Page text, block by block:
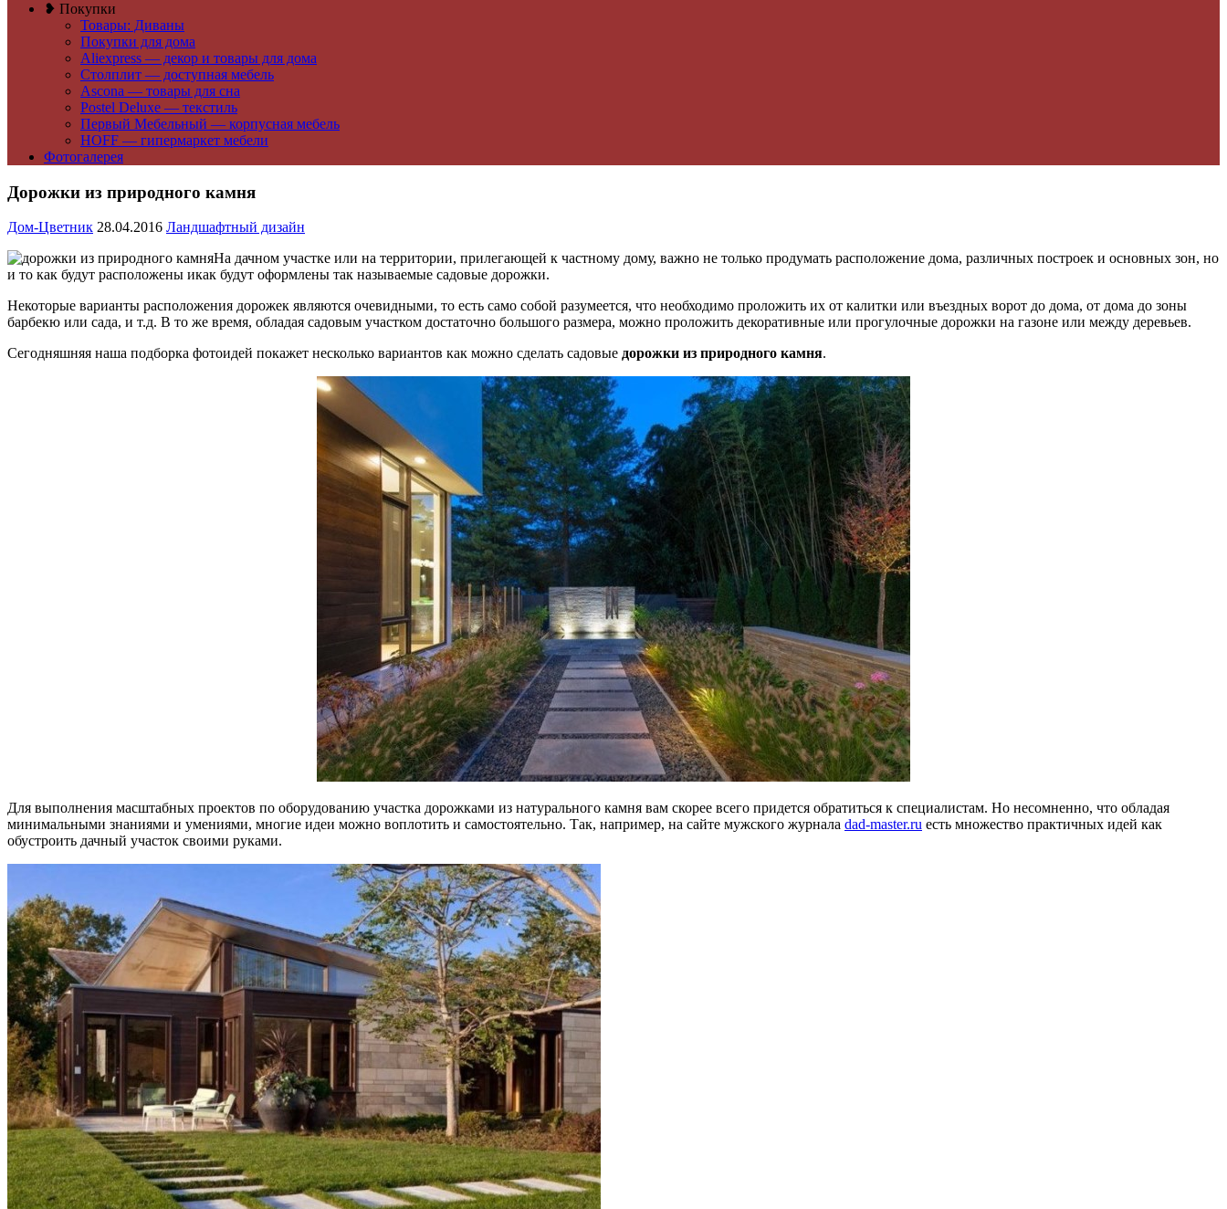
❥ Покупки
Товары: Диваны
Покупки для дома
Aliexpress — декор и товары для дома
Столплит — доступная мебель
Ascona — товары для сна
Postel Deluxe — текстиль
Первый Мебельный — корпусная мебель
HOFF — гипермаркет мебели
Фотогалерея
Дорожки из природного камня
Дом-Цветник 28.04.2016 Ландшафтный дизайн
На дачном участке или на территории, прилегающей к частному дому, важно не только продумать расположение дома, различных построек и основных зон, но
и то как будут расположены икак будут оформлены так называемые садовые дорожки.
Некоторые варианты расположения дорожек являются очевидными, то есть само собой разумеется, что необходимо проложить их от калитки или въездных ворот до дома, от дома до зоны
барбекю или сада, и т.д. В то же время, обладая садовым участком достаточно большого размера, можно проложить декоративные или прогулочные дорожки на газоне или между деревьев.
Сегодняшняя наша подборка фотоидей покажет несколько вариантов как можно сделать садовые дорожки из природного камня.
Для выполнения масштабных проектов по оборудованию участка дорожками из натурального камня вам скорее всего придется обратиться к специалистам. Но несомненно, что обладая
минимальными знаниями и умениями, многие идеи можно воплотить и самостоятельно. Так, например, на сайте мужского журнала dad-master.ru есть множество практичных идей как
обустроить дачный участок своими руками.